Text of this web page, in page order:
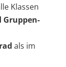
Klassen
Gruppen-
als im